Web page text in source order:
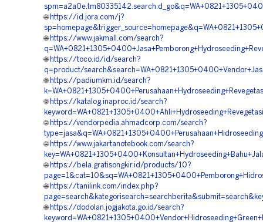
🌐 https://id.jora.com/j?
🌐 https://www.jakmall.com/search?
🌐 https://toco.id/id/search?
q=product/
🌐 https://padiumkm.id/search?
🌐 https://katalog.inaproc.id/search?
🌐 https://vendorpedia.ahmadcorp.com/search?
🌐 https://www.jakartanotebook.com/search?
🌐 https://bela.gratisongkir.id/products/10?
🌐 https://tanilink.com/index.php?
🌐 https://dodolan.jogjakota.go.id/search?